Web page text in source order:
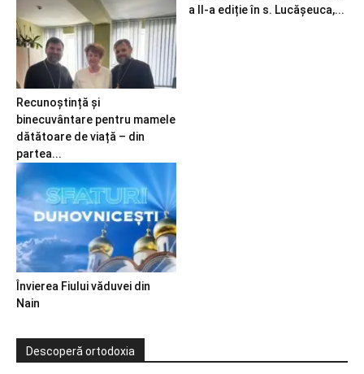
Recunoștință și
binecuvântare pentru mamele
dătătoare de viață – din
partea...
a II-a ediție în s. Lucășeuca,...
Învierea Fiului văduvei din
Nain
Descoperă ortodoxia